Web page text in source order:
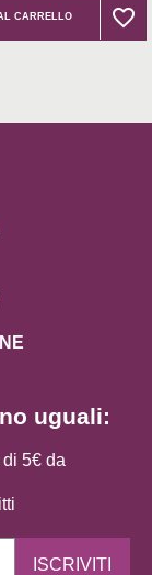
CARRELLO favorite_border
favorite_border
uguali:
5€ da
ISCRIVITI